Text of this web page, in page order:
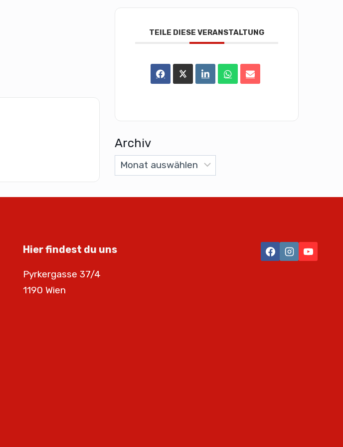
TEILE DIESE VERANSTALTUNG
Archiv
Hier findest du uns
Pyrkergasse 37/4
1190 Wien